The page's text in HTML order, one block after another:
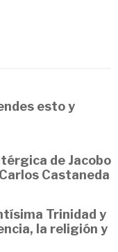
esto y
de Jacobo
Castaneda
Trinidad y
la religión y